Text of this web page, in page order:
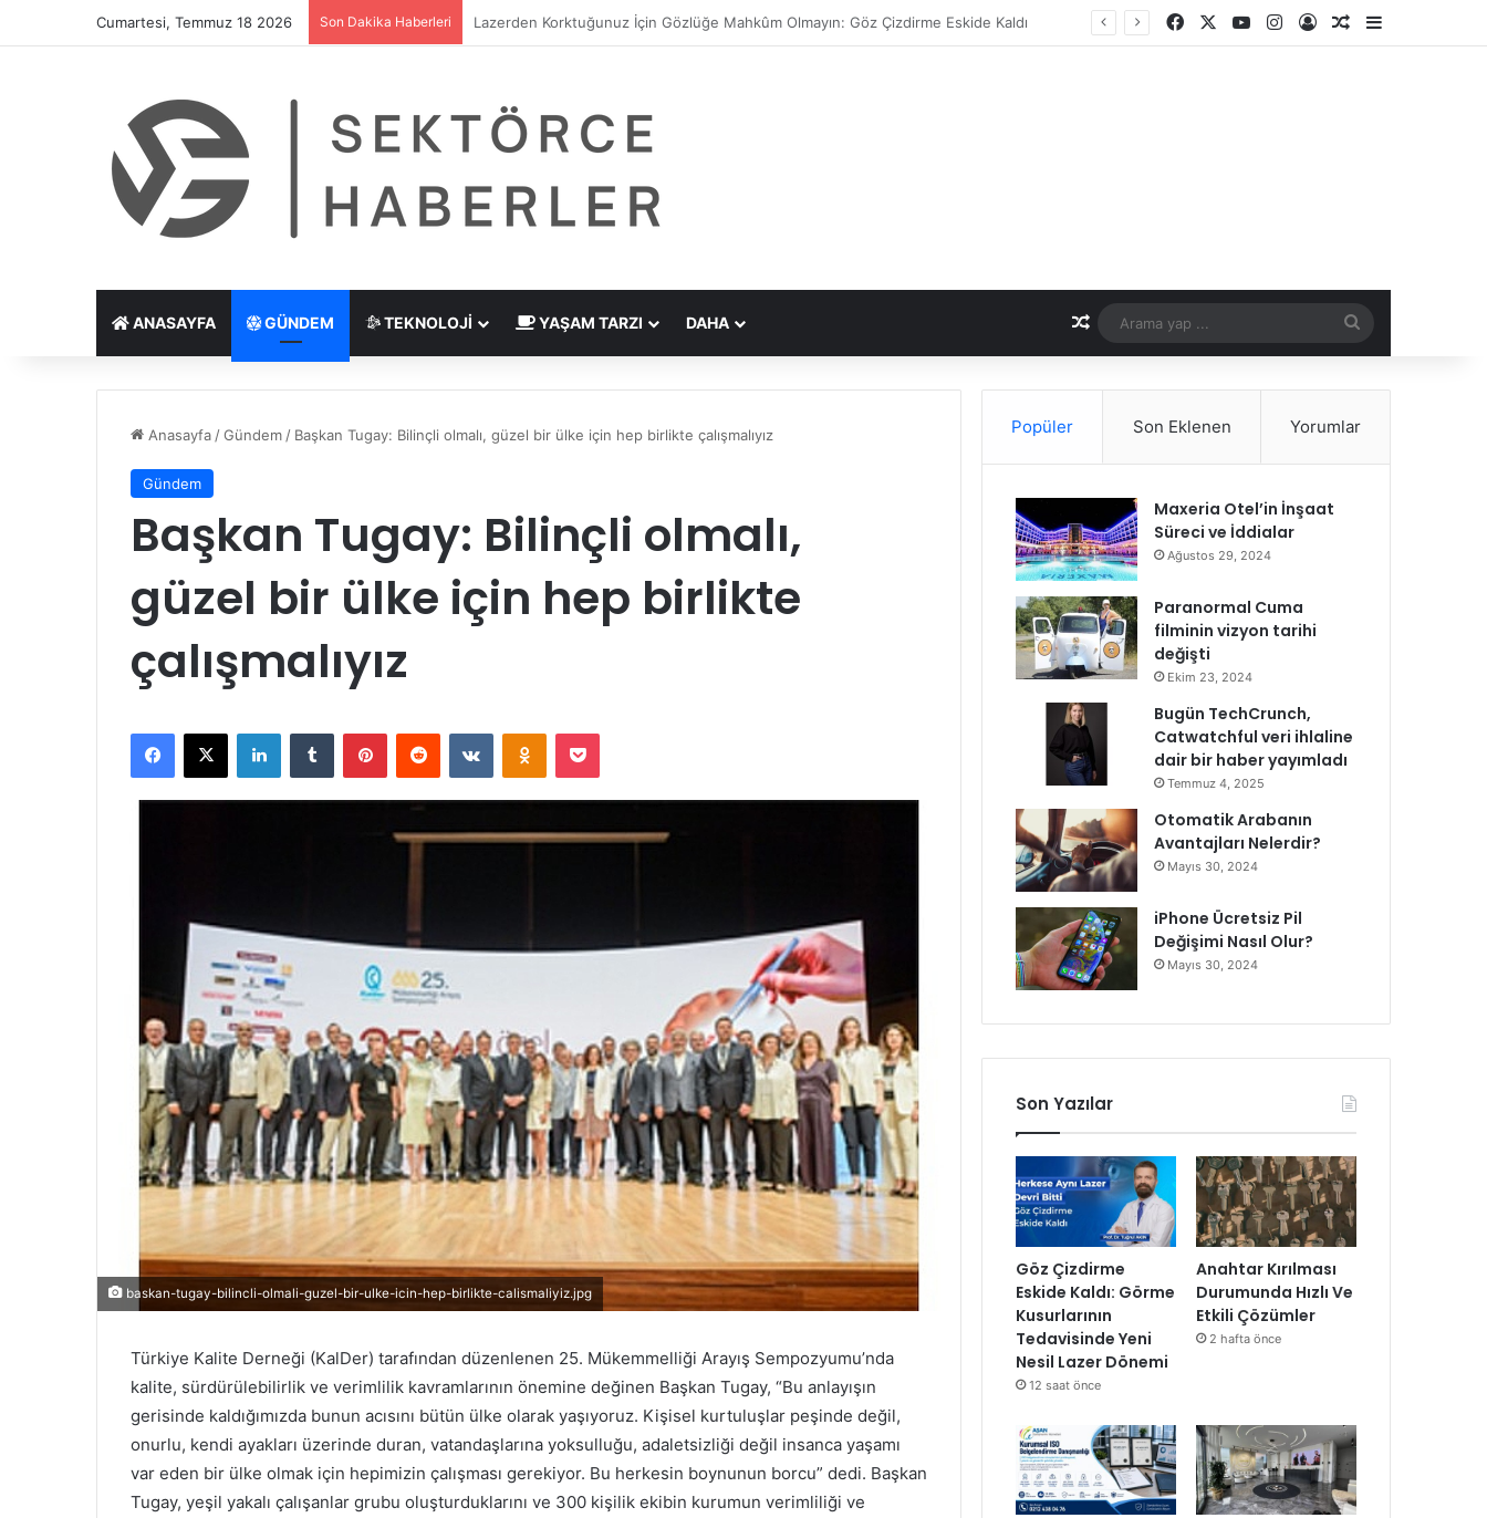
Cumartesi, Temmuz 18 2026 Son Dakika Haberleri Göz Çizdirme Eskide Kaldı: Görme Kusurlarının Tedavisinde Yeni Nesil Lazer Dönemi Facebook YouTubeInstagramKayıt OlRastgele Makale
ANASAYFA GÜNDEM TEKNOLOJI YAŞAM TARZI DAHA Rastgele Makale
yap
Anasayfa /Gündem / Başkan Tugay: Bilinçli olmalı, güzel bir ülke için hep birlikte çalışmalıyız
Gündem
Başkan Tugay: Bilinçli olmalı,
güzel bir ülke için hep birlikte
çalışmalıyız
baskan-tugay-bilincli-olmali-guzel-bir-ulke-icin-hep-birlikte-calismaliyiz.jpg
Türkiye Kalite Derneği (KalDer) tarafından düzenlenen 25. Mükemmelliği Arayış Sempozyumu’nda
kalite, sürdürülebilirlik ve verimlilik kavramlarının önemine değinen Başkan Tugay, “Bu anlayışın
gerisinde kaldığımızda bunun acısını bütün ülke olarak yaşıyoruz. Kişisel kurtuluşlar peşinde değil,
onurlu, kendi ayakları üzerinde duran, vatandaşlarına yoksulluğu, adaletsizliği değil insanca yaşamı
var eden bir ülke olmak için hepimizin çalışması gerekiyor. Bu herkesin boynunun borcu” dedi. Başkan
Tugay, yeşil yakalı çalışanlar grubu oluşturduklarını ve 300 kişilik ekibin kurumun verimliliği ve
Popüler Son Eklenen Yorumlar
Maxeria Otel’in İnşaat
Süreci ve İddialar
Ağustos 29, 2024
Paranormal Cuma
filminin vizyon tarihi
değişti
Ekim 23, 2024
Bugün TechCrunch,
Catwatchful veri ihlaline
dair bir haber yayımladı
Temmuz 4, 2025
Otomatik Arabanın
Avantajları Nelerdir?
Mayıs 30, 2024
iPhone Ücretsiz Pil
Değişimi Nasıl Olur?
Mayıs 30, 2024
Son Yazılar
Göz Çizdirme
Eskide Kaldı: Görme
Kusurlarının
Tedavisinde Yeni
Nesil Lazer Dönemi
12 saat önce
Anahtar Kırılması
Durumunda Hızlı Ve
Etkili Çözümler
2 hafta önce